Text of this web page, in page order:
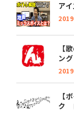
ア
【
ン
【
ク